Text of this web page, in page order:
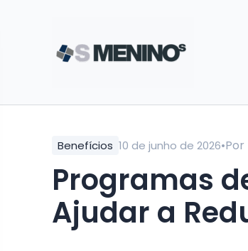
Benefícios 10 de junho de 2026•Por
Programas
Ajudar a